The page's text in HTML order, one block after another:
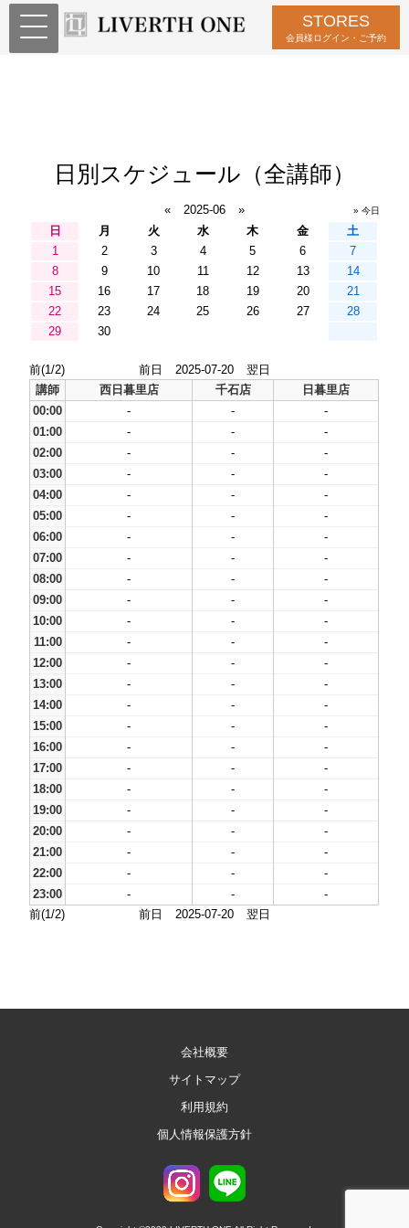
STORES
会員様ログイン・ご予約
日別スケジュール（全講師）
« 2025-06 » » 今日
日 月 火 水 木 金
土
1
2 3 4 5 6
7
8
9 10 11 12 13
14
15
16 17 18 19 20
21
22
23 24 25 26 27
28
29
30
前(1/2) 前日 2025-07-20
翌日
講師
西日暮里店 千石店
日暮里店
00:00
- -
-
01:00
- -
-
02:00
- -
-
03:00
- -
-
04:00
- -
-
05:00
- -
-
06:00
- -
-
07:00
- -
-
08:00
- -
-
09:00
- -
-
10:00
- -
-
11:00
- -
-
12:00
- -
-
13:00
- -
-
14:00
- -
-
15:00
- -
-
16:00
- -
-
17:00
- -
-
18:00
- -
-
19:00
- -
-
20:00
- -
-
21:00
- -
-
22:00
- -
-
23:00
- -
-
前(1/2)
前日 2025-07-20 翌日
会社概要
サイトマップ
利用規約
個人情報保護方針